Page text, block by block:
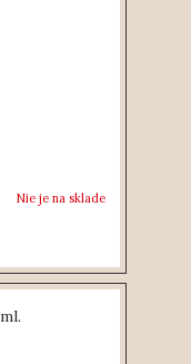
Nie je na sklade